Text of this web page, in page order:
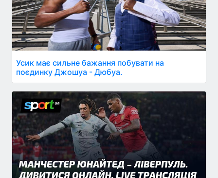
Усик має сильне бажання побувати на
поєдинку Джошуа - Дюбуа.